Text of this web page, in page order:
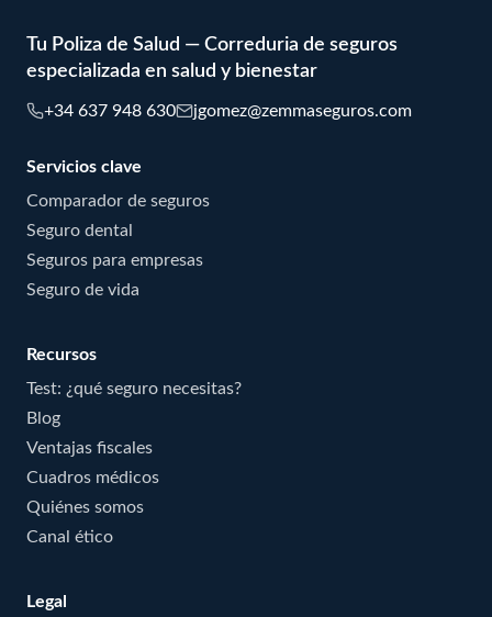
Tu Poliza de Salud — Correduria de seguros
especializada en salud y bienestar
+34 637 948 630 jgomez@zemmaseguros.com
Servicios clave
Comparador de seguros
Seguro dental
Seguros para empresas
Seguro de vida
Recursos
Test: ¿qué seguro necesitas?
Blog
Ventajas fiscales
Cuadros médicos
Quiénes somos
Canal ético
Legal